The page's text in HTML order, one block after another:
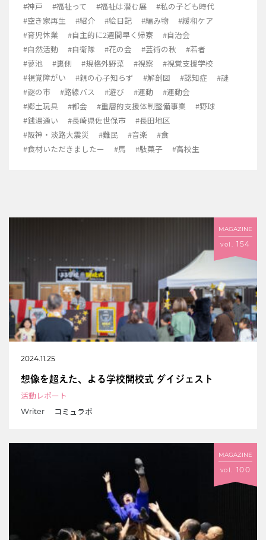
#神戸
#福祉って #福祉は潜む展
#私の子ども時代
#空き家再生
#紹介 #絵日記 #編み物
#緩和ケア
#育児休業
#自主的に2週間早く帰寮
#自治会
#自然活動
#自衛隊 #花の会 #芸術の秋
#若者
#蓼池
#裏側 #規格外野菜 #視察
#視覚支援学校
#視覚障がい
#親の心子知らず #解剖図 #認知症
#謎
#謎の市
#路線バス #遊び #運動
#運動会
#郷土玩具
#都会 #重層的支援体制整備事業
#野球
#銭湯通い
#長崎県佐世保市
#長田地区
#阪神・淡路大震災
#難民 #音楽
#食
#食材いただきましたー
#馬 #駄菓子 #高校生
MAGAZINE
vol. 154
2024.11.25
想像を超えた、よる学校開校式 ダイジェスト
活動レポート
Writer コミュラボ
MAGAZINE
vol. 100